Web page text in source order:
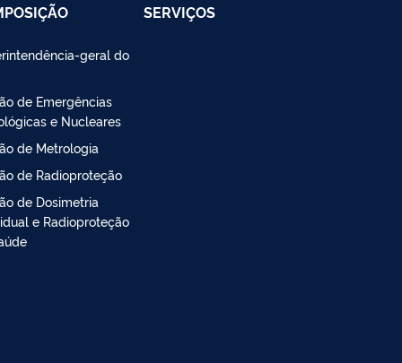
geral do
de Emergências
e Nucleares
de Metrologia
de Radioproteção
de Dosimetria
e Radioproteção
SERVIÇOS